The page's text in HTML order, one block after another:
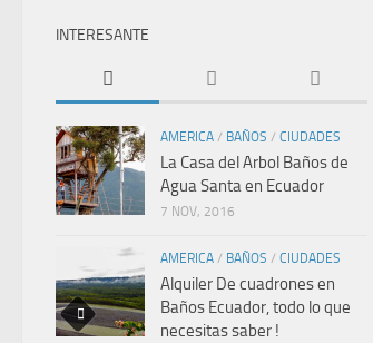
INTERESANTE
AMERICA / BAÑOS / CIUDADES
La Casa del Arbol Baños de
Agua Santa en Ecuador
7 NOV, 2016
AMERICA / BAÑOS / CIUDADES
Alquiler De cuadrones en
Baños Ecuador, todo lo que
necesitas saber !